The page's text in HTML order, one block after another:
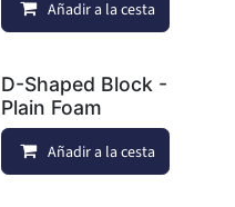
Añadir a lista de deseos
Añadir a la cesta
Añadir a lista de deseos
D-Shaped Block -
Plain Foam
Añadir a la cesta